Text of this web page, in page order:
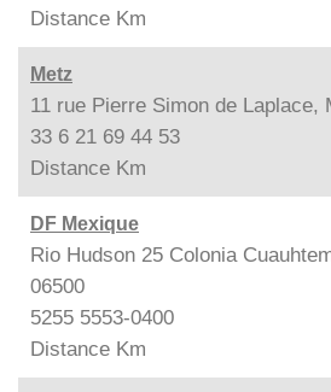
Distance Km
Metz
11 rue Pierre Simon de Laplace,
33 6 21 69 44 53
Distance Km
DF Mexique
Rio Hudson 25 Colonia
06500
5255 5553-0400
Distance Km